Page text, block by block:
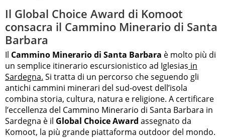
Il Global Choice Award di Komoot
consacra il Cammino Minerario di Santa
Barbara
Il Cammino Minerario di Santa Barbara è molto più di
un semplice itinerario escursionistico ad Iglesias in
Sardegna. Si tratta di un percorso che seguendo gli
antichi cammini minerari del sud-ovest dell’isola
combina storia, cultura, natura e religione. A certificare
l’eccellenza del Cammino Minerario di Santa Barbara in
Sardegna è il Global Choice Award assegnato da
Komoot, la più grande piattaforma outdoor del mondo.